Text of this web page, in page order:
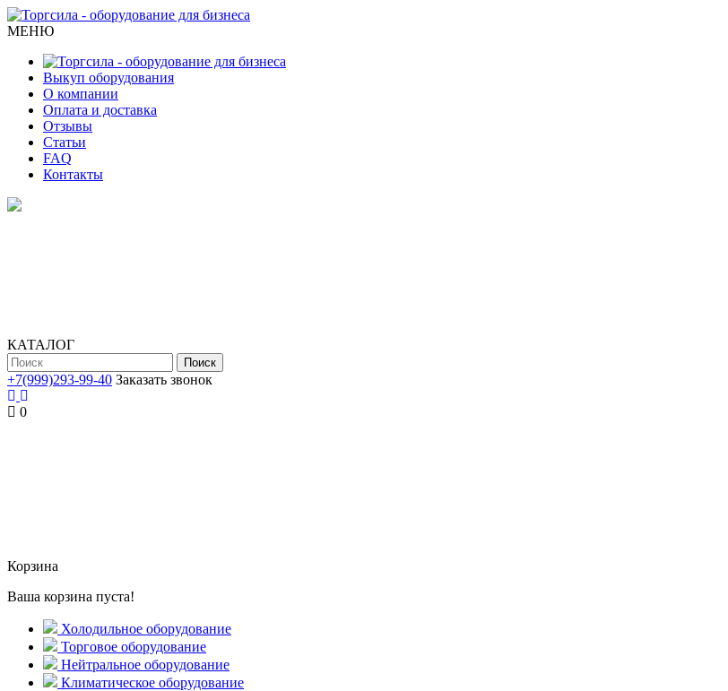
МЕНЮ
Выкуп оборудования
О компании
Оплата и доставка
Отзывы
Статьи
FAQ
Контакты
КАТАЛОГ
Поиск
+7(999)293-99-40 Заказать звонок
0
Корзина
Ваша корзина пуста!
Холодильное оборудование
Торговое оборудование
Нейтральное оборудование
Климатическое оборудование